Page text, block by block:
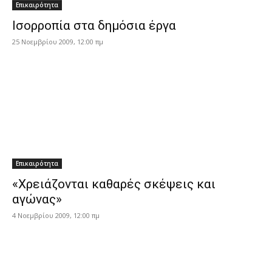
Επικαιρότητα
Ισορροπία στα δημόσια έργα
25 Νοεμβρίου 2009, 12:00 πμ
Επικαιρότητα
«Χρειάζονται καθαρές σκέψεις και
αγώνας»
4 Νοεμβρίου 2009, 12:00 πμ